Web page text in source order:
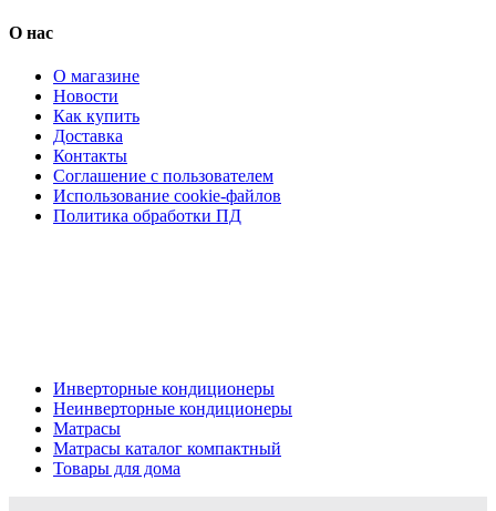
О нас
О магазине
Новости
Как купить
Доставка
Контакты
Соглашение с пользователем
Использование cookie-файлов
Политика обработки ПД
Инверторные кондиционеры
Неинверторные кондиционеры
Матрасы
Матрасы каталог компактный
Товары для дома